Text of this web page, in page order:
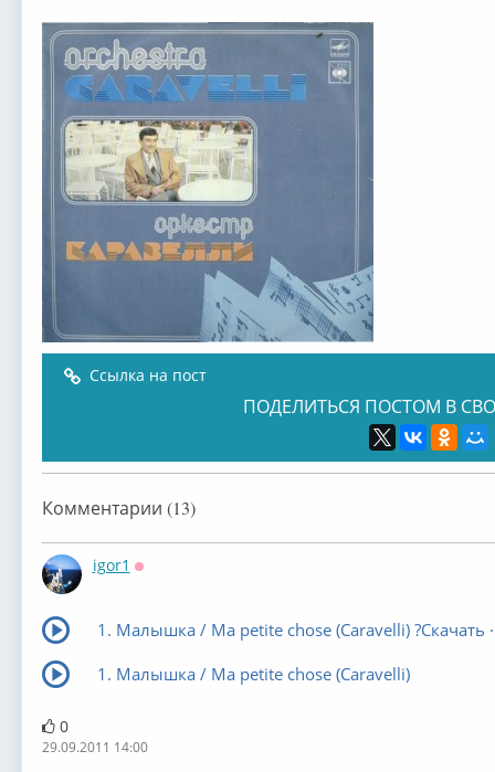
Ссылка на пост
ПОДЕЛИТЬСЯ ПОСТОМ В
Комментарии (13)
igor1
1. Малышка / Ma petite chose (Caravelli) ?Скачать ·
1. Малышка / Ma petite chose (Caravelli)
0
29.09.2011 14:00